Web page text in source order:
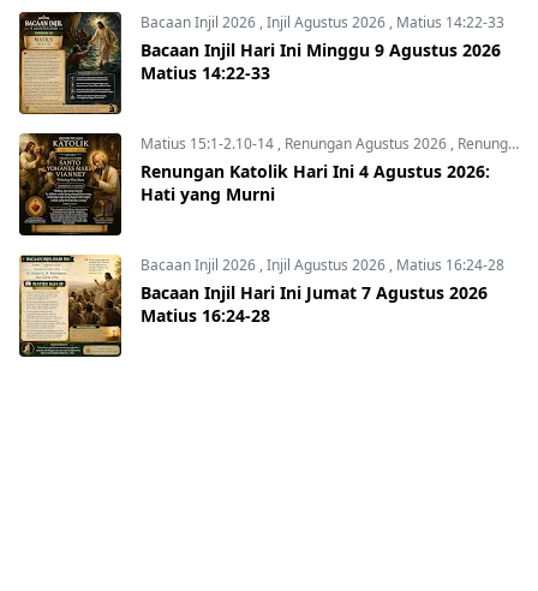
Bacaan Injil 2026 ,Injil Agustus 2026 , Matius 14:22-33
Bacaan Injil Hari Ini Minggu 9 Agustus 2026
Matius 14:22-33
Matius 15:1-2.10-14 , Renungan Agustus 2026 , Renungan Hari Ini
Renungan Katolik Hari Ini 4 Agustus 2026:
Hati yang Murni
Bacaan Injil 2026 ,Injil Agustus 2026 , Matius 16:24-28
Bacaan Injil Hari Ini Jumat 7 Agustus 2026
Matius 16:24-28